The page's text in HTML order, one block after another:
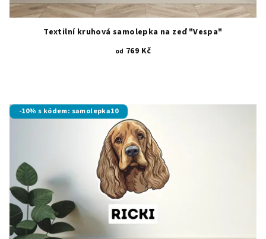
Textilní kruhová samolepka na zeď "Vespa"
od 769 Kč
-10% s kódem: samolepka10